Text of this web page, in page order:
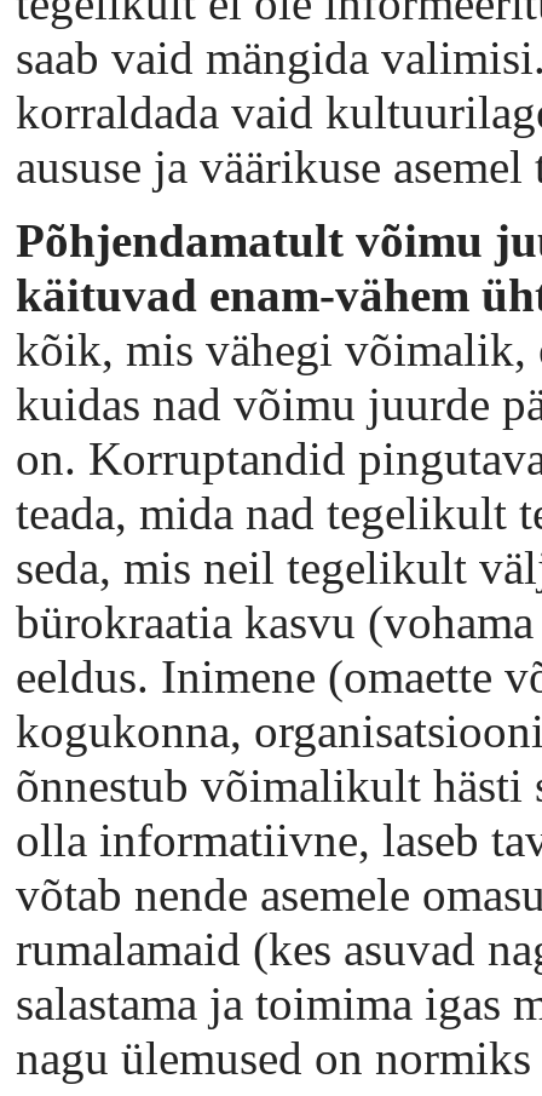
saab vaid mängida
korraldada vaid
aususe ja väärikuse
Põhjendamatult võimu
käituvad enam-vähem
kõik, mis vähegi võimalik,
kuidas nad võimu juurde
on. Korruptandid
teada, mida nad tegelikult
seda, mis neil tegelikult
bürokraatia kasvu
eeldus. Inimene (omaette
kogukonna,
õnnestub võimalikult hästi
olla informatiivne, laseb
võtab nende asemele
rumalamaid (kes asuvad
salastama ja toimima igas
nagu ülemused on normiks